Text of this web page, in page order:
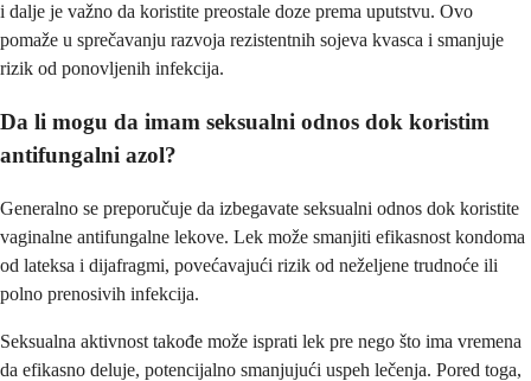
i dalje je važno da koristite preostale doze prema uputstvu. Ovo
pomaže u sprečavanju razvoja rezistentnih sojeva kvasca i smanjuje
rizik od ponovljenih infekcija.
Da li mogu da imam seksualni odnos dok koristim
antifungalni azol?
Generalno se preporučuje da izbegavate seksualni odnos dok koristite
vaginalne antifungalne lekove. Lek može smanjiti efikasnost kondoma
od lateksa i dijafragmi, povećavajući rizik od neželjene trudnoće ili
polno prenosivih infekcija.
Seksualna aktivnost takođe može isprati lek pre nego što ima vremena
da efikasno deluje, potencijalno smanjujući uspeh lečenja. Pored toga,